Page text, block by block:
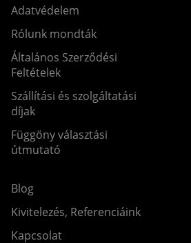
Adatvédelem
Rólunk mondták
Általános Szerződési
Feltételek
Szállítási és szolgáltatási
díjak
Függöny választási
útmutató
Blog
Kivitelezés, Referenciáink
Kapcsolat